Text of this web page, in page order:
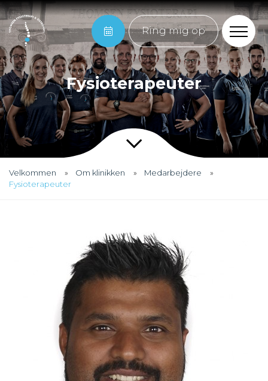
Ring mig op
Fysioterapeuter
Velkommen Om klinikken
Medarbejdere
Fysioterapeuter